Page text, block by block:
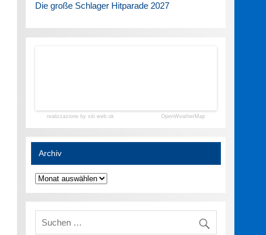
Die große Schlager Hitparade 2027
realizzazione by siti web ok OpenWeatherMap
Archiv
Archiv